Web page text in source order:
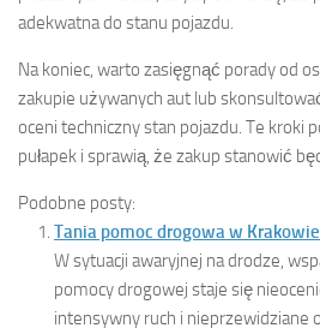
adekwatna do stanu pojazdu.
Na koniec, warto zasięgnąć porady od
zakupie używanych aut lub
oceni techniczny stan pojazdu. Te kroki
pułapek i sprawią, że zakup stanowić
Podobne posty:
Tania pomoc drogowa w
W sytuacji awaryjnej na drodze,
pomocy drogowej staje się
intensywny ruch i nieprzewidziane